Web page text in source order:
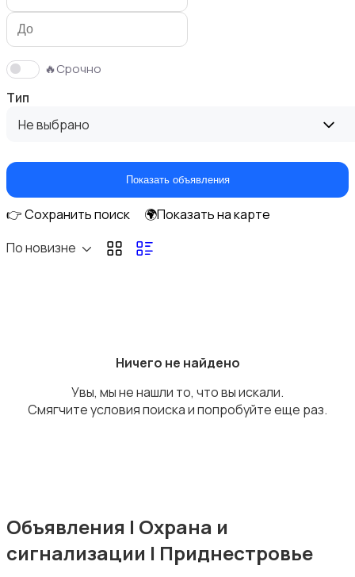
Бытовая химия
🔥Срочно
Тип
Не выбрано
Показать объявления
👉 Сохранить поиск
🌍Показать на карте
По новизне
Ничего не найдено
Увы, мы не нашли то, что вы искали.
Смягчите условия поиска и попробуйте еще раз.
Объявления | Охрана и
сигнализации | Приднестровье